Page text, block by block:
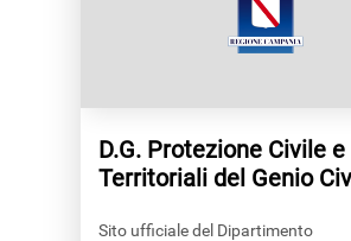
D.G. Protezione Civile
Territoriali del Genio
Sito ufficiale del Dipartimento